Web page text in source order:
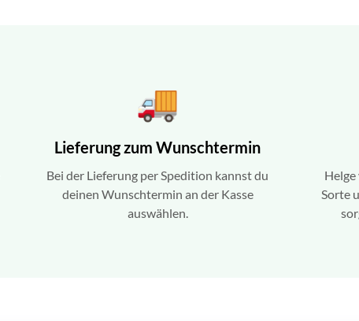
Lieferung zum Wunschtermin
Bei der Lieferung per Spedition kannst du
deinen Wunschtermin an der Kasse
auswählen.
Sorte